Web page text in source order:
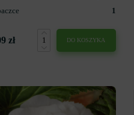
1
zł DO KOSZYKA